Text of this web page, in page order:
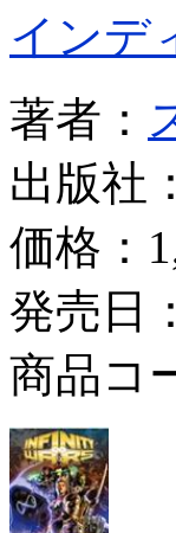
インデ
著者：
出版社：
価格：
発売日
商品コ